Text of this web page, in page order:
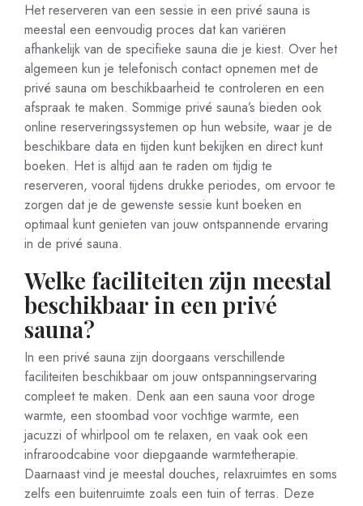
Het reserveren van een sessie in een privé sauna is
meestal een eenvoudig proces dat kan variëren
afhankelijk van de specifieke sauna die je kiest. Over het
algemeen kun je telefonisch contact opnemen met de
privé sauna om beschikbaarheid te controleren en een
afspraak te maken. Sommige privé sauna’s bieden ook
online reserveringssystemen op hun website, waar je de
beschikbare data en tijden kunt bekijken en direct kunt
boeken. Het is altijd aan te raden om tijdig te
reserveren, vooral tijdens drukke periodes, om ervoor te
zorgen dat je de gewenste sessie kunt boeken en
optimaal kunt genieten van jouw ontspannende ervaring
in de privé sauna.
Welke faciliteiten zijn meestal
beschikbaar in een privé
sauna?
In een privé sauna zijn doorgaans verschillende
faciliteiten beschikbaar om jouw ontspanningservaring
compleet te maken. Denk aan een sauna voor droge
warmte, een stoombad voor vochtige warmte, een
jacuzzi of whirlpool om te relaxen, en vaak ook een
infraroodcabine voor diepgaande warmtetherapie.
Daarnaast vind je meestal douches, relaxruimtes en soms
zelfs een buitenruimte zoals een tuin of terras. Deze